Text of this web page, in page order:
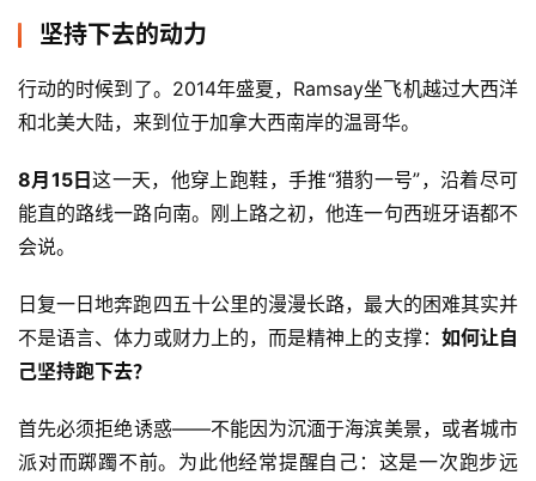
坚持下去的动力
行动的时候到了。2014年盛夏，Ramsay坐飞机越过大西洋
和北美大陆，来到位于加拿大西南岸的温哥华。
8月15日这一天，他穿上跑鞋，手推“猎豹一号”，沿着尽可
能直的路线一路向南。刚上路之初，他连一句西班牙语都不
会说。
日复一日地奔跑四五十公里的漫漫长路，最大的困难其实并
不是语言、体力或财力上的，而是精神上的支撑： 如何让自
己坚持跑下去？
首先必须拒绝诱惑——不能因为沉湎于海滨美景，或者城市
派对而踯躅不前。为此他经常提醒自己：这是一次跑步远